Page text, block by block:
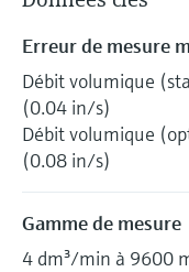
Erreur de mesure
Débit volumique
(0.04 in/s)
Débit volumique
(0.08 in/s)
Gamme de mesure
4 dm³/min à 9600